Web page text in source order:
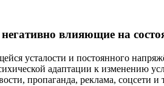
влияющие на
усталости и постоянного
адаптации к изменению
пропаганда, реклама, соцсети и